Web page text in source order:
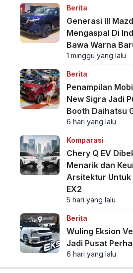
Berita
Generasi III
Mengaspal Di
Bawa Warna
1 minggu yang lalu
Berita
Penampilan
New Sigra Jadi
Booth Daihatsu
6 hari yang lalu
Komparasi
Chery Q EV
Menarik dan
Arsitektur Untuk
EX2
5 hari yang lalu
Berita
Wuling Eksion
Jadi Pusat
6 hari yang lalu